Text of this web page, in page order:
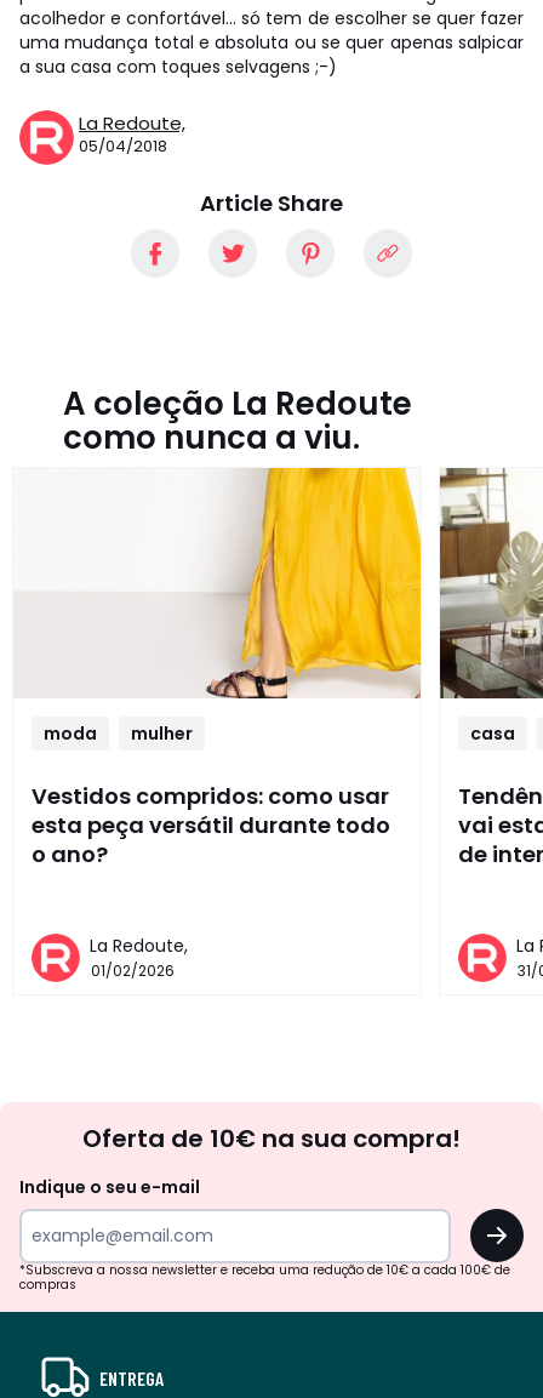
acolhedor e confortável… só tem de escolher se quer fazer
uma mudança total e absoluta ou se quer apenas salpicar
a sua casa com toques selvagens ;-)
La Redoute,
05/04/2018
Article Share
A coleção La Redoute
como nunca a viu.
moda mulher
Vestidos compridos: como usar
esta peça versátil durante todo
o ano?
La Redoute,
01/02/2026
casa
vai
de
La
Oferta de 10€ na sua compra!
Indique o seu e-mail
OK
*Subscreva a nossa newsletter e receba uma redução de 10€ a cada 100€ de
compras
ENTREGA